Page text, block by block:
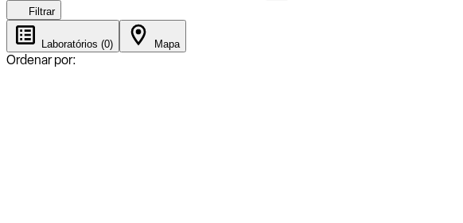
Filtrar
Laboratórios (0) Mapa
Ordenar por: